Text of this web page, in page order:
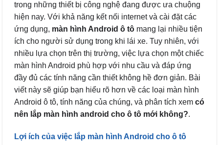
trong những thiết bị công nghệ đang được ưa chuộng
hiện nay. Với khả năng kết nối internet và cài đặt các
ứng dụng, màn hình Android ô tô mang lại nhiều tiện
ích cho người sử dụng trong khi lái xe. Tuy nhiên, với
nhiều lựa chọn trên thị trường, việc lựa chọn một chiếc
màn hình Android phù hợp với nhu cầu và đáp ứng
đầy đủ các tính năng cần thiết không hề đơn giản. Bài
viết này sẽ giúp bạn hiểu rõ hơn về các loại màn hình
Android ô tô, tính năng của chúng, và phân tích xem có
nên lắp màn hình android cho ô tô mới không?.
Lợi ích của việc lắp màn hình Android cho ô tô